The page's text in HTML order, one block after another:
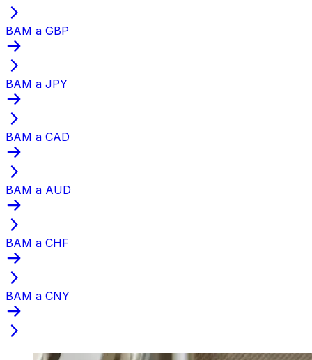
BAM a GBP
BAM a JPY
BAM a CAD
BAM a AUD
BAM a CHF
BAM a CNY